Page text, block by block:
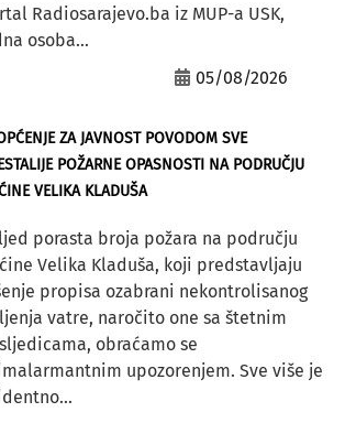
Radiosarajevo.ba iz MUP-a USK,
osoba...
05/08/2026
ZA JAVNOST POVODOM SVE
POŽARNE OPASNOSTI NA PODRUČJU
VELIKA KLADUŠA
porasta broja požara na području
Velika Kladuša, koji predstavljaju
propisa ozabrani nekontrolisanog
vatre, naročito one sa štetnim
obraćamo se
upozorenjem. Sve više je